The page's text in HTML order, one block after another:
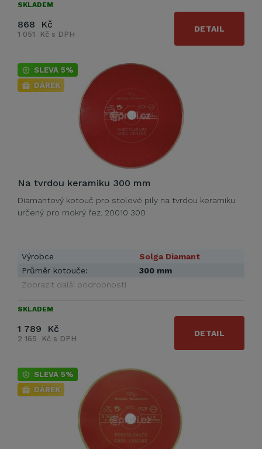
SKLADEM
868 Kč
1 051 Kč s DPH
DETAIL
SLEVA 5%
DÁREK
Na tvrdou keramiku 300 mm
Diamantový kotouč pro stolové pily na tvrdou keramiku
určený pro mokrý řez. 20010 300
Výrobce
Solga Diamant
Průměr kotouče:
300 mm
Zobrazit další podrobnosti
SKLADEM
1 789 Kč
2 165 Kč s DPH
DETAIL
SLEVA 5%
DÁREK